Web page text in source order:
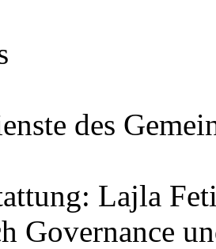
des
Lajla
Governance